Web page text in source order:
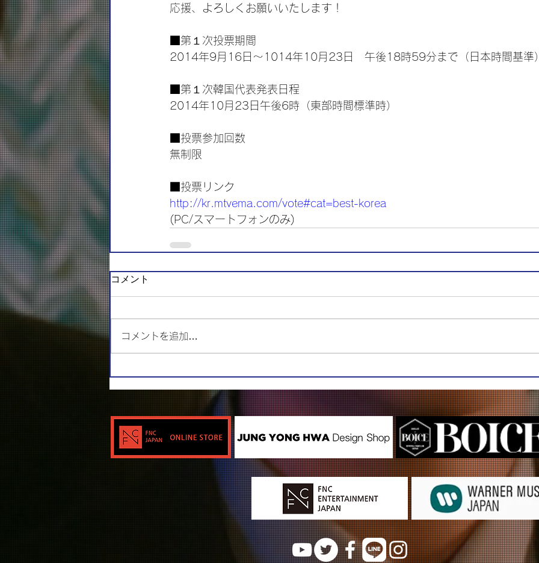
応援、よろしくお願いいたします！
■第１次投票期間
2014年9月16日～1014年10月23日　午後18時59分まで（日本時間基準
■第１次韓国代表発表日程
2014年10月23日午後6時（東部時間標準時）
■投票参加回数
無制限
■投票リンク
http://kr.mtvema.com/vote#cat=best-korea
(PC/スマートフォンのみ)
コメント
コメントを追加…